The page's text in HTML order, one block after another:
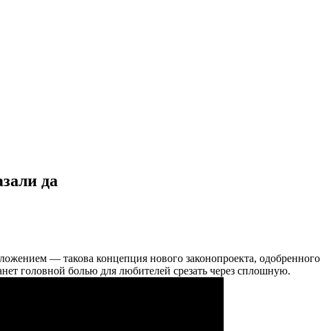
да
— такова концепция нового законопроекта,
головной болью для любителей срезать через сплошную.